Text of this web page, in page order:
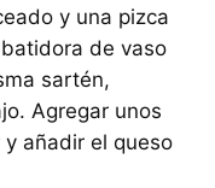
y una pizca
de vaso
sartén,
Agregar unos
añadir el queso